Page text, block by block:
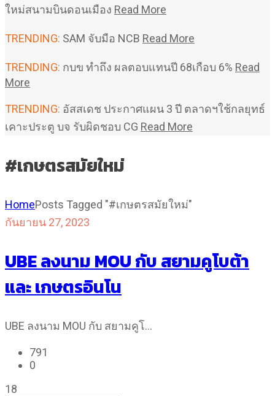
ใหม่สนามบินดอนเมือง Read More
TRENDING: SAM จับมือ NCB Read More
TRENDING: กบข ทำถึง ผลตอบแทนปี 68เกือบ 6% Read
More
TRENDING: อัสสเดช ประกาศแผน 3 ปี ตลาดฯใช้กลยุทธ์
เคาะประตู บจ รับผิดชอบ CG Read More
#เกษตรสมัยใหม่
HomePosts Tagged "#เกษตรสมัยใหม่"
กันยายน 27, 2023
UBE ลงนาม MOU กับ สยามคูโบต้า
และ เกษตรอินโน
UBE ลงนาม MOU กับ สยามคูโ…
791
0
18